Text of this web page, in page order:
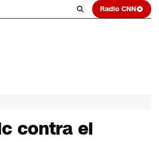
Radio CNN
contra el